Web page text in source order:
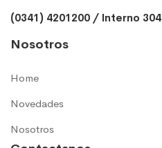
(0341) 4201200 / Interno 304
Nosotros
Home
Novedades
Nosotros